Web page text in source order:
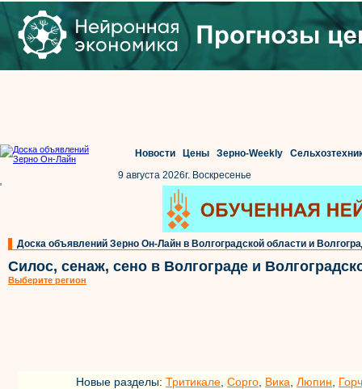
Новости Цены Зерно-Weekly
9 августа 2026г. Воскресенье
'
Доска объявлений Зерно Он-Лайн в Волгоградской области и
Силос, сенаж, сено в Волгограде и
Выберите регион
Новые разделы: Тритикале Сорго Вика Люпин